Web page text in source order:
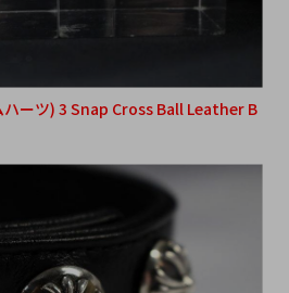
ハーツ) 3 Snap Cross Ball Leather B